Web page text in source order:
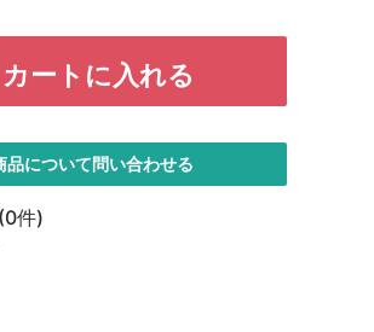
カートに入れる
品について問い合わせる
件)